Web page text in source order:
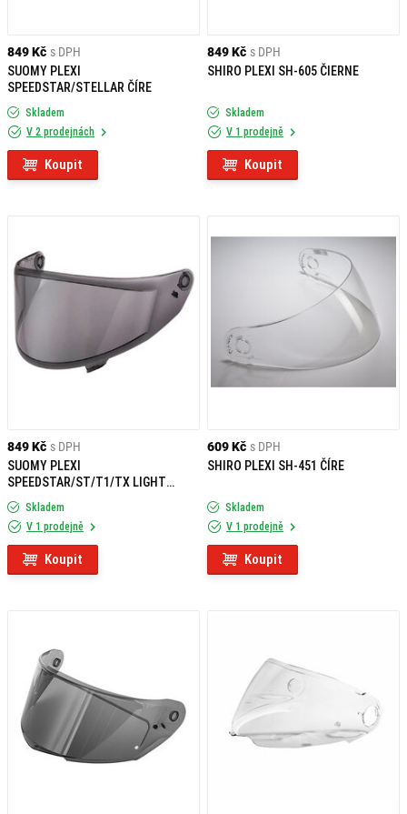
849 Kč s DPH
SUOMY PLEXI
SPEEDSTAR/STELLAR ČÍRE
Skladem
V 2 prodejnách
Koupit
849 Kč s DPH
SHIRO PLEXI SH-605 ČIERNE
Skladem
V 1 prodejně
Koupit
849 Kč s DPH
SUOMY PLEXI
SPEEDSTAR/ST/T1/TX LIGHT
SMOKE
Skladem
V 1 prodejně
Koupit
609 Kč s DPH
SHIRO PLEXI SH-451 ČÍRE
Skladem
V 1 prodejně
Koupit